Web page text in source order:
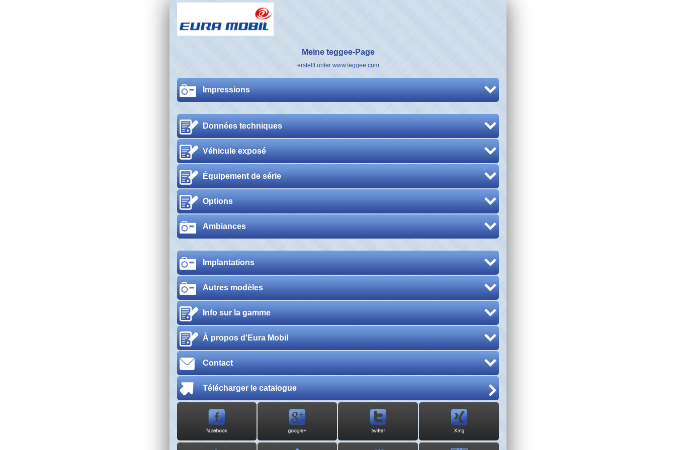
Meine teggee-Page
erstellt unter www.teggee.com
Impressions
Données techniques
Véhicule exposé
Équipement de série
Options
Ambiances
Implantations
Autres modèles
Info sur la gamme
À propos d'Eura Mobil
Contact
Télécharger le catalogue